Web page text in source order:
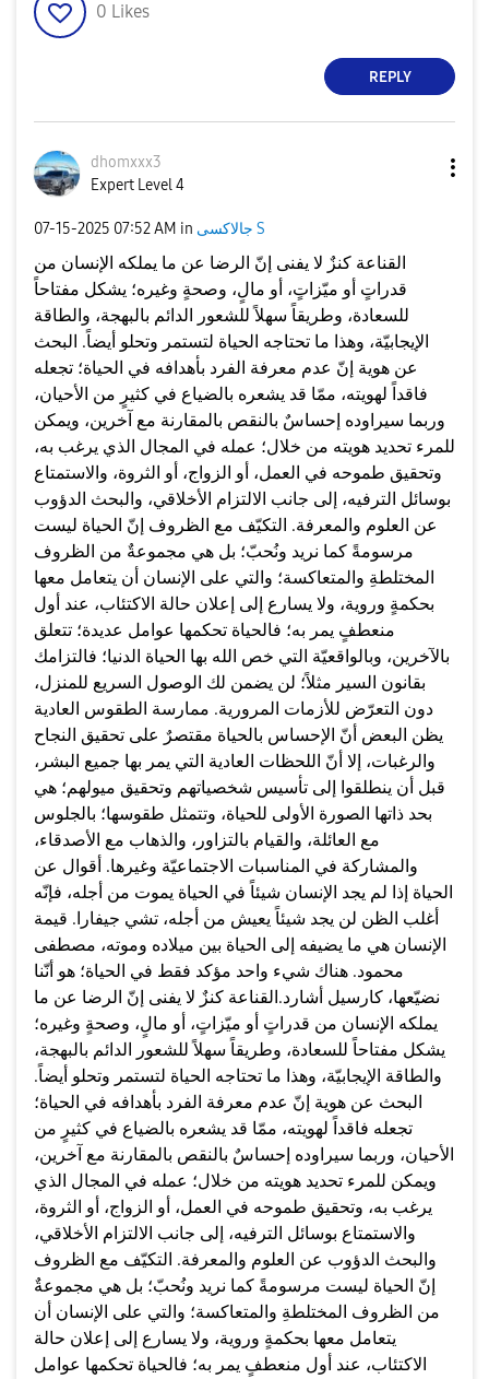
0 Likes
REPLY
dhomxxx3
Expert Level 4
‎07-15-2025 07:52 AM in جالاكسى S
القناعة كنزٌ لا يفنى إنّ الرضا عن ما يملكه الإنسان من
قدراتٍ أو ميّزاتٍ، أو مالٍ، وصحةٍ وغيره؛ يشكل مفتاحاً
للسعادة، وطريقاً سهلاً للشعور الدائم بالبهجة، والطاقة
الإيجابيّة، وهذا ما تحتاجه الحياة لتستمر وتحلو أيضاً. البحث
عن هوية إنّ عدم معرفة الفرد بأهدافه في الحياة؛ تجعله
فاقداً لهويته، ممّا قد يشعره بالضياع في كثيرٍ من الأحيان،
وربما سيراوده إحساسٌ بالنقص بالمقارنة مع آخرين، ويمكن
للمرء تحديد هويته من خلال؛ عمله في المجال الذي يرغب به،
وتحقيق طموحه في العمل، أو الزواج، أو الثروة، والاستمتاع
بوسائل الترفيه، إلى جانب الالتزام الأخلاقي، والبحث الدؤوب
عن العلوم والمعرفة. التكيّف مع الظروف إنّ الحياة ليست
مرسومةً كما نريد ونُحبّ؛ بل هي مجموعةٌ من الظروف
المختلطةِ والمتعاكسة؛ والتي على الإنسان أن يتعامل معها
بحكمةٍ وروية، ولا يسارع إلى إعلان حالة الاكتئاب، عند أول
منعطفٍ يمر به؛ فالحياة تحكمها عوامل عديدة؛ تتعلق
بالآخرين، وبالواقعيّة التي خص الله بها الحياة الدنيا؛ فالتزامك
بقانون السير مثلاً؛ لن يضمن لك الوصول السريع للمنزل،
دون التعرّض للأزمات المرورية. ممارسة الطقوس العادية
يظن البعض أنّ الإحساس بالحياة مقتصرٌ على تحقيق النجاح
والرغبات، إلا أنّ اللحظات العادية التي يمر بها جميع البشر،
قبل أن ينطلقوا إلى تأسيس شخصياتهم وتحقيق ميولهم؛ هي
بحد ذاتها الصورة الأولى للحياة، وتتمثل طقوسها؛ بالجلوس
مع العائلة، والقيام بالتزاور، والذهاب مع الأصدقاء،
والمشاركة في المناسبات الاجتماعيّة وغيرها. أقوال عن
الحياة إذا لم يجد الإنسان شيئاً في الحياة يموت من أجله، فإنّه
أغلب الظن لن يجد شيئاً يعيش من أجله، تشي جيفارا. قيمة
الإنسان هي ما يضيفه إلى الحياة بين ميلاده وموته، مصطفى
محمود. هناك شيء واحد مؤكد فقط في الحياة؛ هو أنّنا
نضيّعها، كارسيل أشارد.القناعة كنزٌ لا يفنى إنّ الرضا عن ما
يملكه الإنسان من قدراتٍ أو ميّزاتٍ، أو مالٍ، وصحةٍ وغيره؛
يشكل مفتاحاً للسعادة، وطريقاً سهلاً للشعور الدائم بالبهجة،
والطاقة الإيجابيّة، وهذا ما تحتاجه الحياة لتستمر وتحلو أيضاً.
البحث عن هوية إنّ عدم معرفة الفرد بأهدافه في الحياة؛
تجعله فاقداً لهويته، ممّا قد يشعره بالضياع في كثيرٍ من
الأحيان، وربما سيراوده إحساسٌ بالنقص بالمقارنة مع آخرين،
ويمكن للمرء تحديد هويته من خلال؛ عمله في المجال الذي
يرغب به، وتحقيق طموحه في العمل، أو الزواج، أو الثروة،
والاستمتاع بوسائل الترفيه، إلى جانب الالتزام الأخلاقي،
والبحث الدؤوب عن العلوم والمعرفة. التكيّف مع الظروف
إنّ الحياة ليست مرسومةً كما نريد ونُحبّ؛ بل هي مجموعةٌ
من الظروف المختلطةِ والمتعاكسة؛ والتي على الإنسان أن
يتعامل معها بحكمةٍ وروية، ولا يسارع إلى إعلان حالة
الاكتئاب، عند أول منعطفٍ يمر به؛ فالحياة تحكمها عوامل